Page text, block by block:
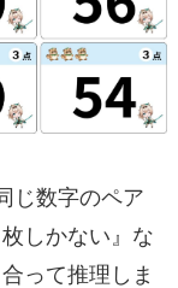
じ数字のペア
しかない』な
って推理しま